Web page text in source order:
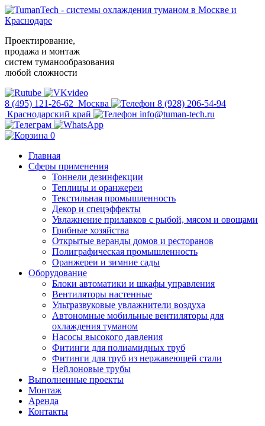
Проектирование,
продажа и монтаж
систем туманообразования
любой сложности
8 (495) 121-26-62 Москва
8 (928) 206-54-94
Краснодарский край
info@tuman-tech.ru
0
Главная
Сферы применения
Тоннели дезинфекции
Теплицы и оранжереи
Текстильная промышленность
Декор и спецэффекты
Увлажнение прилавков с рыбой, мясом и овощами
Грибные хозяйства
Открытые веранды домов и ресторанов
Полиграфическая промышленность
Оранжереи и зимние сады
Оборудование
Блоки автоматики и шкафы управления
Вентиляторы настенные
Ультразвуковые увлажнители воздуха
Автономные мобильные вентиляторы для
охлаждения туманом
Насосы высокого давления
Фитинги для полиамидных труб
Фитинги для труб из нержавеющей стали
Нейлоновые трубы
Выполненные проекты
Монтаж
Аренда
Контакты